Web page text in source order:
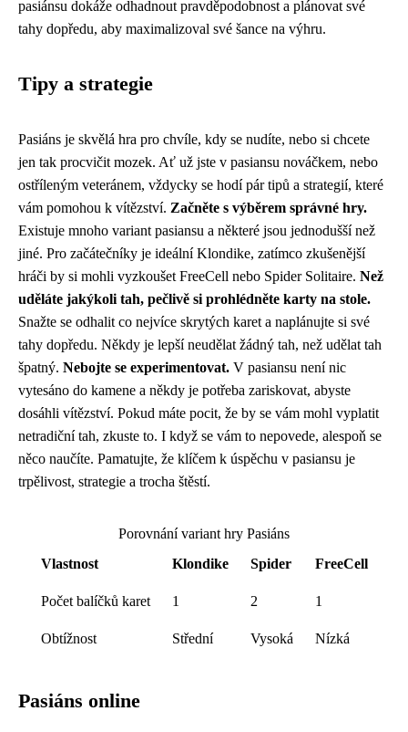
pasiánsu dokáže odhadnout pravděpodobnost a plánovat své
tahy dopředu, aby maximalizoval své šance na výhru.
Tipy a strategie
Pasiáns je skvělá hra pro chvíle, kdy se nudíte, nebo si chcete
jen tak procvičit mozek. Ať už jste v pasiansu nováčkem, nebo
ostříleným veteránem, vždycky se hodí pár tipů a strategií, které
vám pomohou k vítězství. Začněte s výběrem správné hry.
Existuje mnoho variant pasiansu a některé jsou jednodušší než
jiné. Pro začátečníky je ideální Klondike, zatímco zkušenější
hráči by si mohli vyzkoušet FreeCell nebo Spider Solitaire. Než
uděláte jakýkoli tah, pečlivě si prohlédněte karty na stole.
Snažte se odhalit co nejvíce skrytých karet a naplánujte si své
tahy dopředu. Někdy je lepší neudělat žádný tah, než udělat tah
špatný. Nebojte se experimentovat. V pasiansu není nic
vytesáno do kamene a někdy je potřeba zariskovat, abyste
dosáhli vítězství. Pokud máte pocit, že by se vám mohl vyplatit
netradiční tah, zkuste to. I když se vám to nepovede, alespoň se
něco naučíte. Pamatujte, že klíčem k úspěchu v pasiansu je
trpělivost, strategie a trocha štěstí.
Porovnání variant hry Pasiáns
Vlastnost
Klondike Spider FreeCell
Počet balíčků karet 1 2 1
Obtížnost Střední Vysoká Nízká
Pasiáns online